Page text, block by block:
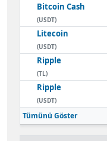
Bitcoin Cash
(USDT)
Litecoin
(USDT)
Ripple
(TL)
Ripple
(USDT)
Tümünü Göster